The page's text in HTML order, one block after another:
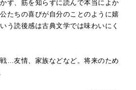
ず、筋を知らずに読んで本当によか
たちの喜びが自分のことのように嬉
う読後感は古典文学では味わいにく
…友情、家族などなど。将来のため